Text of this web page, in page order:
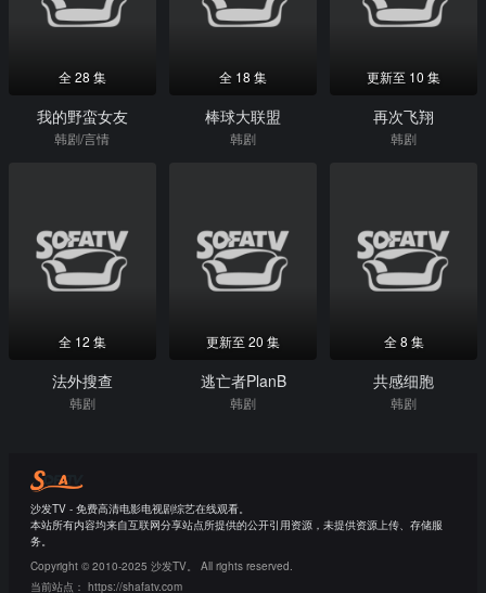
全 28 集
我的野蛮女友
韩剧/言情
全 18 集
棒球大联盟
韩剧
更新至 10 集
再次飞翔
韩剧
全 12 集
法外搜查
韩剧
更新至 20 集
逃亡者PlanB
韩剧
全 8 集
共感细胞
韩剧
沙发TV - 免费高清电影电视剧综艺在线观看。
本站所有内容均来自互联网分享站点所提供的公开引用资源，未提供资源上传、存储服
务。
Copyright © 2010-2025 沙发TV。 All rights reserved.
当前站点： https://shafatv.com